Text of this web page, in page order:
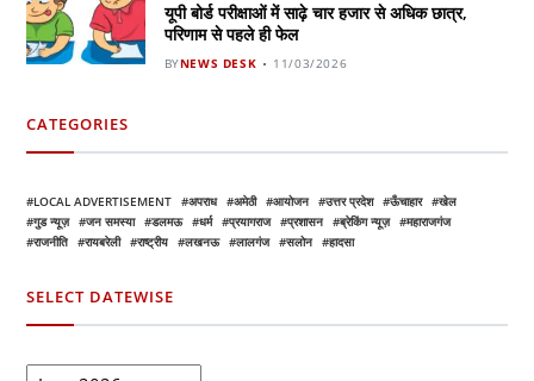
यूपी बोर्ड परीक्षाओं में साढ़े चार हजार से अधिक छात्र,
परिणाम से पहले ही फेल
BYNEWS DESK 11/03/2026
CATEGORIES
LOCAL ADVERTISEMENT अपराध अमेठी आयोजन उत्तर प्रदेश ऊँचाहार
खेल
गुड न्यूज़
जन समस्या डलमऊ धर्म प्रयागराज प्रशासन ब्रेकिंग न्यूज़
महाराजगंज
राजनीति
रायबरेली राष्ट्रीय लखनऊ लालगंज सलोन हादसा
SELECT DATEWISE